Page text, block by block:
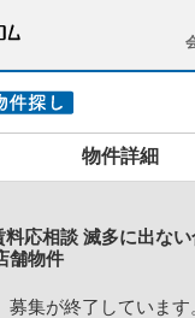
物件詳細
料応相談 滅多に出な
舗物件
募集が終了しています